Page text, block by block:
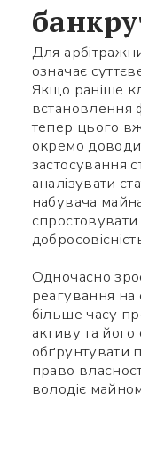
Для
означає
Якщо раніше
встановлення
тепер цього
окремо
застосування
аналізувати
набувача
Одночасно
реагування
більше часу
активу та
обґрунтувати
право
володіє